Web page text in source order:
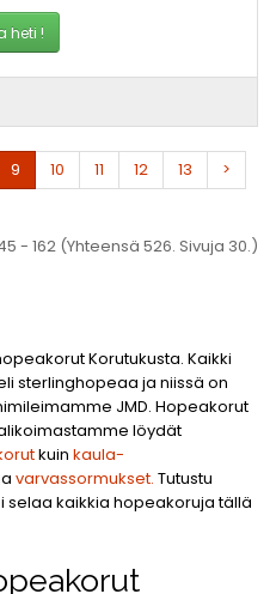
heti !
9 10 11 12 13
>
- 162 (Yhteensä 526. Sivuja 30.)
Korutukusta. Kaikki
sterlinghopeaa ja niissä on
JMD. Hopeakorut
löydät
kuin kaula-
varvassormukset. Tutustu
kaikkia hopeakoruja tällä